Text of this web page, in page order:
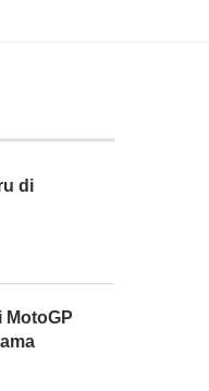
di
MotoGP